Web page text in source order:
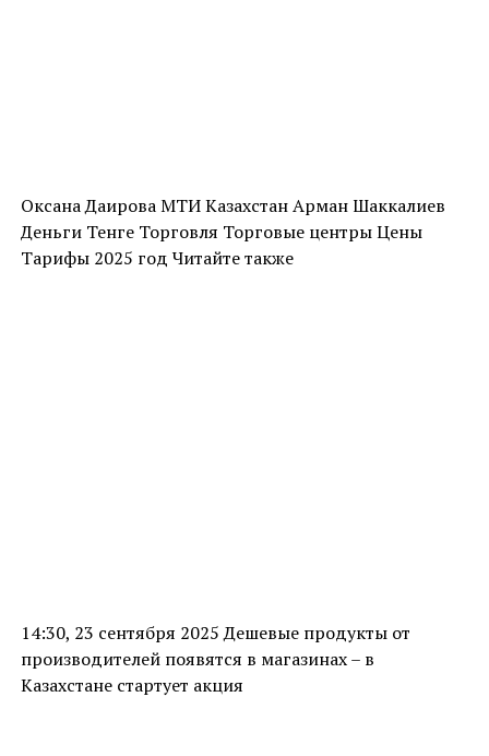
Оксана Даирова МТИ Казахстан Арман Шаккалиев
Деньги Тенге Торговля Торговые центры Цены
Тарифы 2025 год Читайте также
14:30, 23 сентября 2025 Дешевые продукты от
производителей появятся в магазинах – в
Казахстане стартует акция